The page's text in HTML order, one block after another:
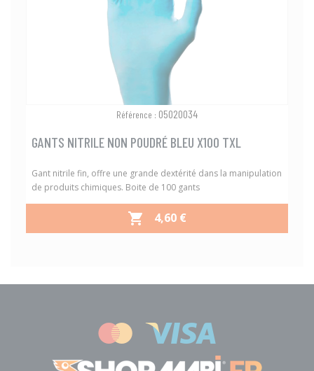
Référence : 05020034
GANTS NITRILE NON POUDRÉ BLEU X100 TXL
Gant nitrile fin, offre une grande dextérité dans la manipulation
de produits chimiques. Boite de 100 gants
 PRIX
4,60 €